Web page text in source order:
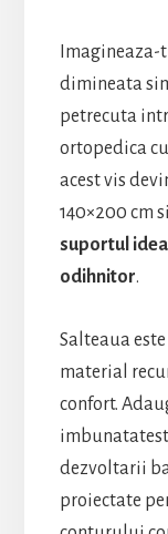
Imagineaza-
dimineata
petrecuta
ortopedica
acest vis
140×200 cm
suportul
odihnitor.
Salteaua
material
confort.
dezvoltarii
proiectate